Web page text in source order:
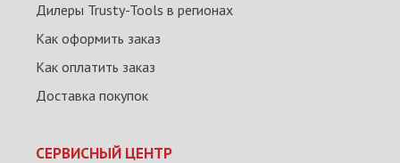
Дилеры Trusty-Tools в регионах
Как оформить заказ
Как оплатить заказ
Доставка покупок
СЕРВИСНЫЙ ЦЕНТР